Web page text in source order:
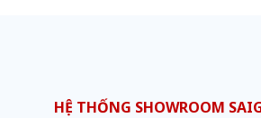
HỆ THỐNG SHOWROOM